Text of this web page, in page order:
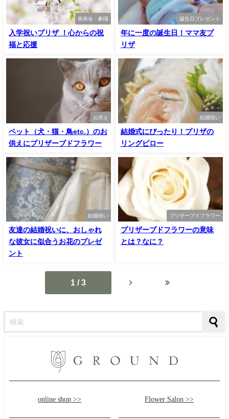
発表会・劇場
入学祝いプリザ ！心からの祝
福と応援
誕生日プレゼント
年に一度の誕生日！ママ友プ
リザ
お供え
ペット（犬・猫・鳥etc.）のお
供えにプリザーブドフラワー
結婚祝い
結婚式にぴったり！プリザの
リングピロー
結婚祝い
友達の結婚祝いに、おしゃれ
な彼女に似合うお花のプレゼ
ント
プリザーブドフラワー
プリザーブドフラワーの意味
とは？なに？
1 / 3
online shop >> Flower Salon >>